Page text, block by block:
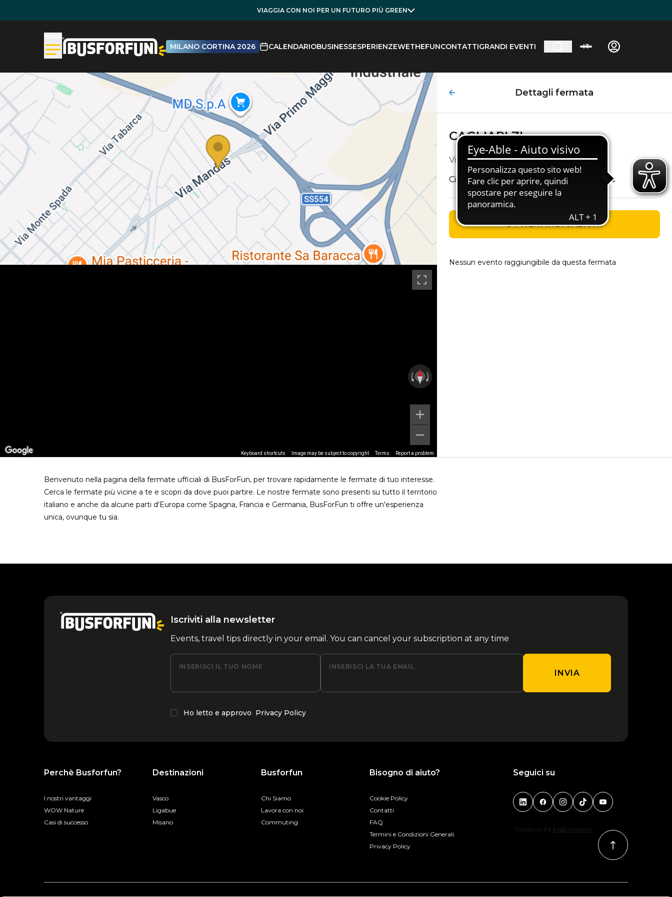
VIAGGIA CON NOI PER UN FUTURO PIÙ GREEN
MILANO CORTINA 2026 CALENDARIOBUSINESSESPERIENZEWETHEFUNCONTATTIGRANDI EVENTI IT
Keyboard shortcuts Image may be subject to copyright Terms Report a problem
Dettagli fermata
CAGLIARI ZI
Via Mandas, 09044 Quartucciu CA
Ci vediamo nei pressi del Bar Caffè Serena
OTTIENI INDICAZIONI
Nessun evento raggiungibile da questa fermata
Benvenuto nella pagina della fermate ufficiali di BusForFun, per trovare rapidamente le fermate di tuo interesse.
Cerca le fermate più vicine a te e scopri da dove puoi partire. Le nostre fermate sono presenti su tutto il territorio
italiano e anche da alcune parti d'Europa come Spagna, Francia e Germania, BusForFun ti offre un'esperienza
unica, ovunque tu sia.
Iscriviti alla newsletter
Events, travel tips directly in your email. You can cancel your subscription at any time
INSERISCI IL TUO NOME INSERISCI LA TUA EMAIL
INVIA
Ho letto e approvo Privacy Policy
Perchè Busforfun?
I nostri vantaggi
WOW Nature
Casi di successo
Destinazioni
Vasco
Ligabue
Misano
Busforfun
Chi Siamo
Lavora con noi
Commuting
Bisogno di aiuto?
Cookie Policy
Contatti
FAQ
Termini e Condizioni Generali
Privacy Policy
Seguici su